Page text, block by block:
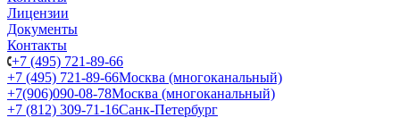
Лицензии
Документы
Контакты
+7 (495) 721-89-66
+7 (495) 721-89-66Москва (многоканальный)
+7(906)090-08-78Москва (многоканальный)
+7 (812) 309-71-16Санк-Петербург